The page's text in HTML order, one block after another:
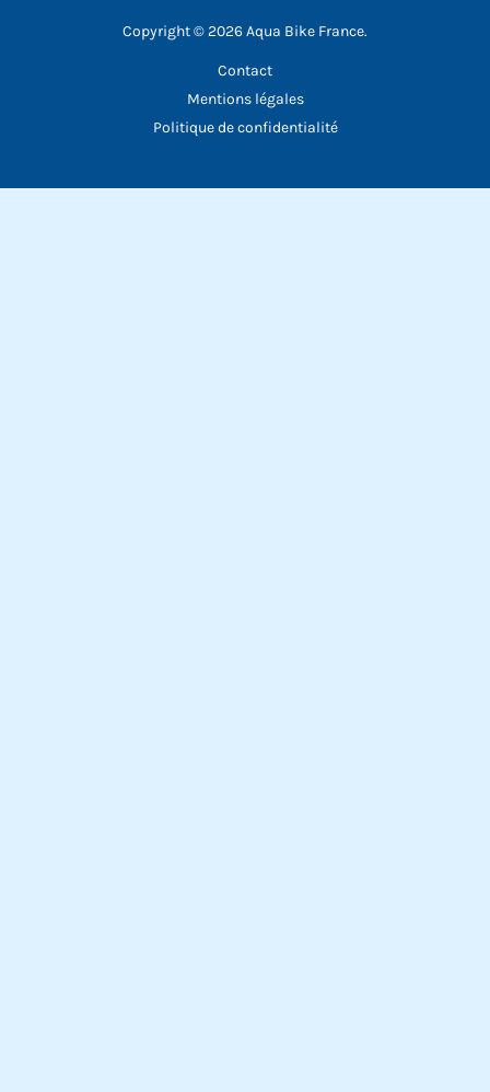
Copyright © 2026 Aqua Bike France.
Contact
Mentions légales
Politique de confidentialité